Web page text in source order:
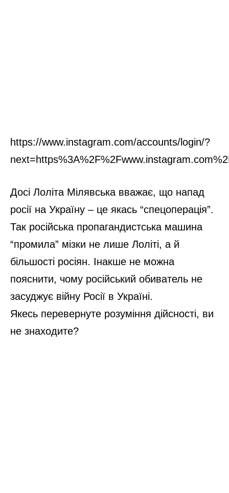
https://www.instagram.com/accounts/login/?
Досі Лоліта Мілявська вважає, що напад
росії на Україну – це якась “спецоперація”.
Так російська пропагандистська машина
“промила” мізки не лише Лоліті, а й
більшості росіян. Інакше не можна
пояснити, чому російський обиватель не
засуджує війну Росії в Україні.
Якесь перевернуте розуміння дійсності, ви
не знаходите?